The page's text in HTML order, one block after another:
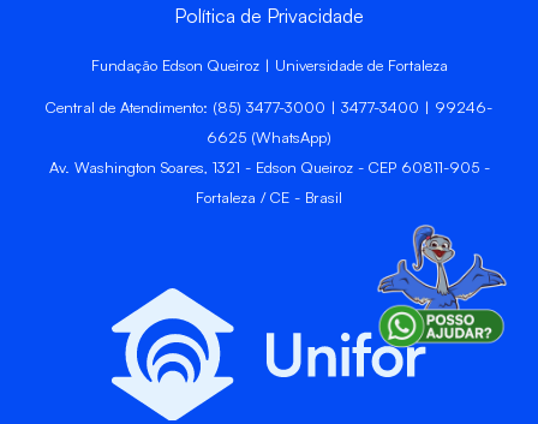
Política de Privacidade
Fundação Edson Queiroz | Universidade de Fortaleza
Central de Atendimento: (85) 3477-3000 | 3477-3400 | 99246-
6625 (WhatsApp)
Av. Washington Soares, 1321 - Edson Queiroz - CEP 60811-905 -
Fortaleza / CE - Brasil